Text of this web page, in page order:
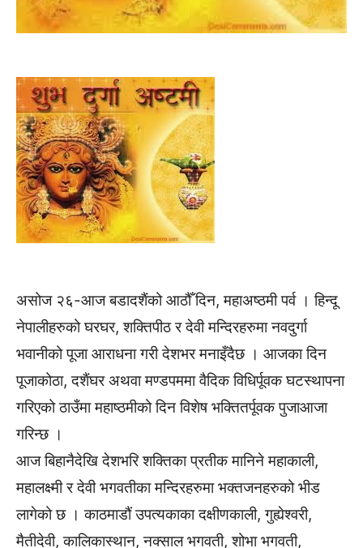
असोज २६-आज बडादशैंको आठौँ दिन, महाअष्ठमी पर्व । हिन्दू
नेपालीहरुको घरघर, शक्तिपीठ र देवी मन्दिरहरुमा नवदुर्गा
भवानीको पूजा आराधना गरी देशभर मनाइँदैछ । आजका दिन
पूजाकोठा, दशैंघर अथवा मण्डपममा वैदिक विधिर्पूवक घटस्थापना
गरिएको ठाउँमा महाष्ठमीको दिन विशेष भक्तितर्पूवक पुजाआजा
गरिन्छ ।
आज बिहानैदेखि देशभरि शक्तिका प्रतीक मानिने महाकाली,
महालक्ष्मी र देवी भगवतीका मन्दिरहरुमा भक्तजनहरुको भीड
लागेको छ । काठमाडौं उपत्यकाका दक्षीणकाली, गुह्येश्वरी,
मैतीदेवी, कालिकास्थान, नक्साल भगवती, शोभा भगवती,